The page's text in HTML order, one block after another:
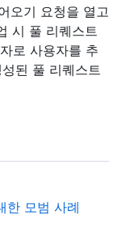
오기 요청을 열고
시 풀 리퀘스트
로 사용자를 추
된 풀 리퀘스트
모범 사례